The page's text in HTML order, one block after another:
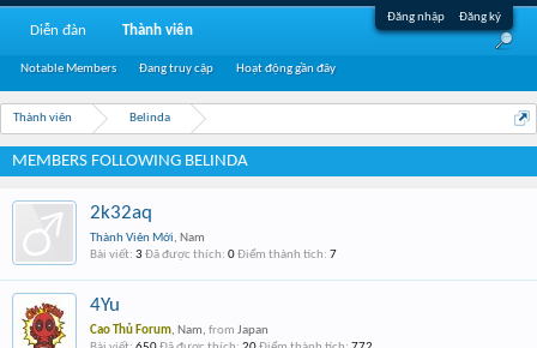
Đăng nhập Đăng ký
Thành viên Belinda
MEMBERS FOLLOWING BELINDA
2k32aq
Thành Viên Mới, Nam
Bài viết: 3 Đã được thích: 0Điểm thành tích: 7
4Yu
Cao Thủ Forum, Nam, from Japan
Diễn đàn Thành viên
Notable Members Đang truy cập Hoạt động gần đây